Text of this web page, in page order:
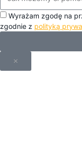
Wyrażam zgodę na
zgodnie z polityką